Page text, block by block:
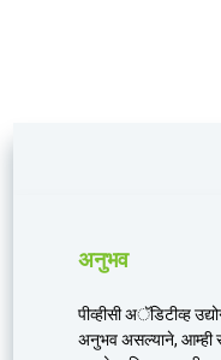
अनुभव
पीव्हीसी अॅडिटीव्ह
अनुभव असल्याने, आम्ही